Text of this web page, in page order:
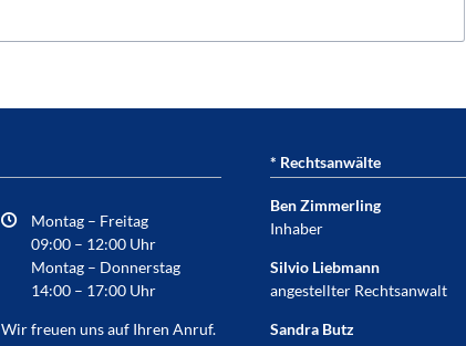
Montag – Freitag
09:00 – 12:00 Uhr
Montag – Donnerstag
14:00 – 17:00 Uhr
Wir freuen uns auf Ihren Anruf.
* Rechtsanwälte
Ben Zimmerling
Inhaber
Silvio Liebmann
angestellter Rechtsanwalt
Sandra Butz